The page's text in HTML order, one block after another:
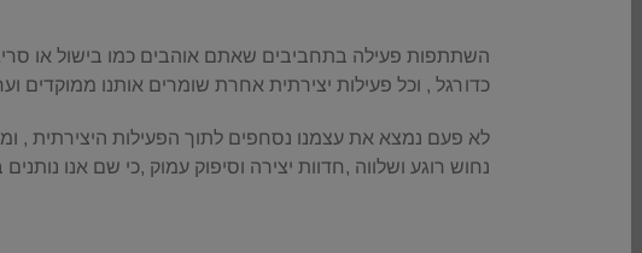
השתתפות פעילה בתחביבים שאתם אוהבים כמו בישול או
כדורגל , וכל פעילות יצירתית אחרת שומרים אותנו ממוקדים
לא פעם נמצא את עצמנו נסחפים לתוך הפעילות היצירתית ,
נחוש רוגע ושלווה ,חדוות יצירה וסיפוק עמוק ,כי שם אנו